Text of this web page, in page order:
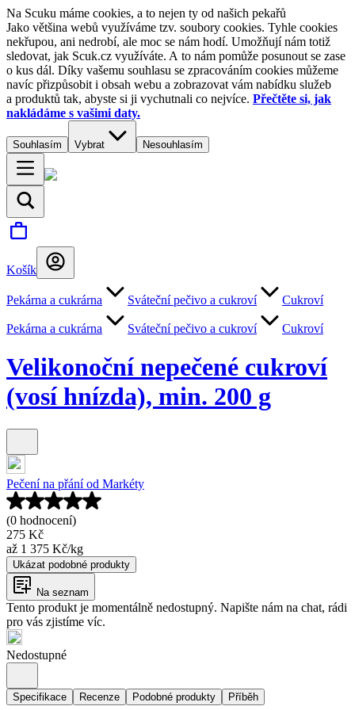
Na Scuku máme cookies, a to nejen ty od našich pekařů
Jako většina webů využíváme tzv. soubory cookies. Tyhle cookies
nekřupou, ani nedrobí, ale moc se nám hodí. Umožňují nám totiž
sledovat, jak Scuk.cz využíváte. A to nám pomůže posunout se zase
o kus dál. Díky vašemu souhlasu se zpracováním cookies můžeme
navíc přizpůsobit i obsah webu a zobrazovat vám nabídku služeb
a produktů tak, abyste si ji vychutnali co nejvíce. Přečtěte si, jak
nakládáme s vašimi daty.
Souhlasím Vybrat Nesouhlasím
Košík
Pekárna a cukrárna Sváteční pečivo a cukroví Cukroví
Pekárna a cukrárna Sváteční pečivo a cukroví Cukroví
Velikonoční nepečené cukroví
(vosí hnízda), min. 200 g
Pečení na přání od Markéty
(0 hodnocení)
275 Kč
až 1 375 Kč/kg
Ukázat podobné produkty
Na seznam
Tento produkt je momentálně nedostupný. Napište nám na chat, rádi
pro vás zjistíme víc.
Nedostupné
Specifikace Recenze Podobné produkty Příběh